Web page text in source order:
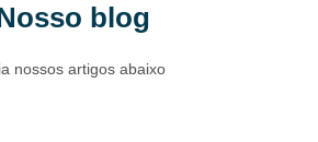
blog
nossos artigos abaixo